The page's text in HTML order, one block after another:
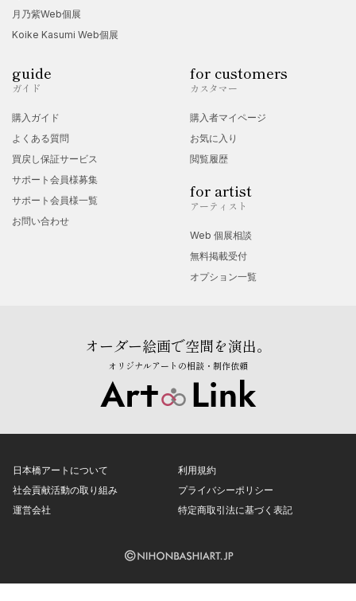
月乃紫Web個展
Koike Kasumi Web個展
guide
ガイド
購入ガイド
よくある質問
買戻し保証サービス
サポート会員様募集
サポート会員様一覧
お問い合わせ
for customers
カスタマー
購入者マイページ
お気に入り
閲覧履歴
for artist
アーティスト
Web 個展相談
無料掲載受付
オプション一覧
オーダー絵画で空間を演出。
オリジナルアートの相談・制作依頼
日本橋アートについて
社会貢献活動の取り組み
運営会社
利用規約
プライバシーポリシー
特定商取引法に基づく表記